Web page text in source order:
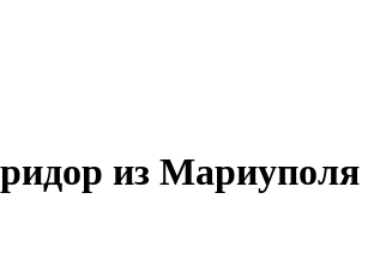
из Мариуполя